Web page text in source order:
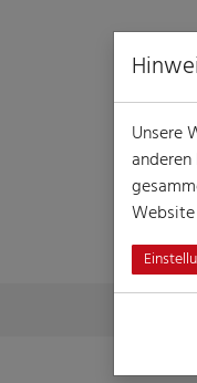
Skip to main contentYou are
Unsere